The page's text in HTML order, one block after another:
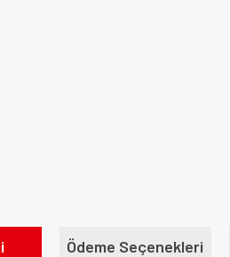
Ödeme Seçenekleri